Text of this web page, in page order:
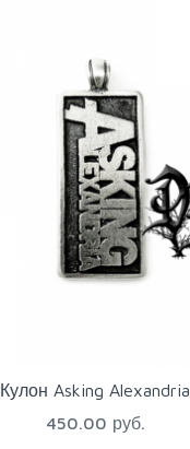
Кулон Asking Alexandria
450.00 руб.